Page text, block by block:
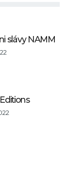
slávy NAMM